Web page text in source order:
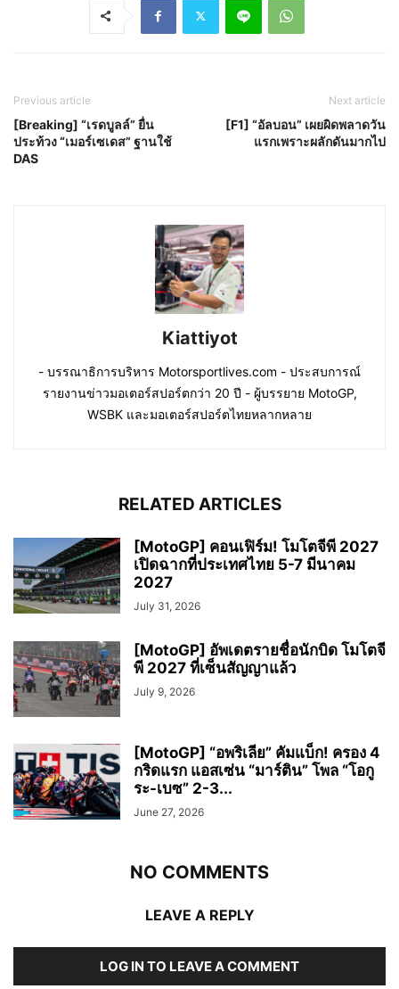
Previous article
[Breaking] “เรดบูลล์” ยื่น
ประท้วง “เมอร์เซเดส” ฐานใช้
DAS
Next article
[F1] “อัลบอน” เผยผิดพลาดวัน
แรกเพราะผลักดันมากไป
Kiattiyot
- บรรณาธิการบริหาร Motorsportlives.com - ประสบการณ์
รายงานข่าวมอเตอร์สปอร์ตกว่า 20 ปี - ผู้บรรยาย MotoGP,
WSBK และมอเตอร์สปอร์ตไทยหลากหลาย
RELATED ARTICLES
[MotoGP] คอนเฟิร์ม! โมโตจีพี 2027
เปิดฉากที่ประเทศไทย 5-7 มีนาคม
2027
July 31, 2026
[MotoGP] อัพเดตรายชื่อนักบิด โมโตจี
พี 2027 ที่เซ็นสัญญาแล้ว
July 9, 2026
[MotoGP] “อพริเลีย” คัมแบ็ก! ครอง 4
กริดแรก แอสเซ่น “มาร์ติน” โพล “โอกู
ระ-เบซ” 2-3...
June 27, 2026
NO COMMENTS
LEAVE A REPLY
LOG IN TO LEAVE A COMMENT